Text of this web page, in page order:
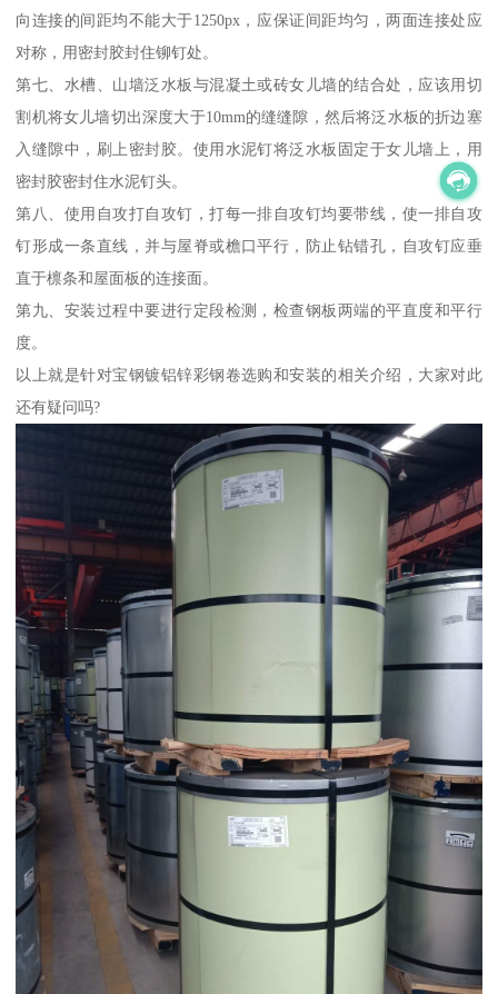
向连接的间距均不能大于1250px，应保证间距均匀，两面连接处应
对称，用密封胶封住铆钉处。
第七、水槽、山墙泛水板与混凝土或砖女儿墙的结合处，应该用切
割机将女儿墙切出深度大于10mm的缝缝隙，然后将泛水板的折边塞
入缝隙中，刷上密封胶。使用水泥钉将泛水板固定于女儿墙上，用
密封胶密封住水泥钉头。
第八、使用自攻打自攻钉，打每一排自攻钉均要带线，使一排自攻
钉形成一条直线，并与屋脊或檐口平行，防止钻错孔，自攻钉应垂
直于檩条和屋面板的连接面。
第九、安装过程中要进行定段检测，检查钢板两端的平直度和平行
度。
以上就是针对宝钢镀铝锌彩钢卷选购和安装的相关介绍，大家对此
还有疑问吗?